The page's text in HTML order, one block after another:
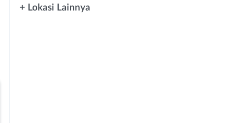
+ Lokasi Lainnya